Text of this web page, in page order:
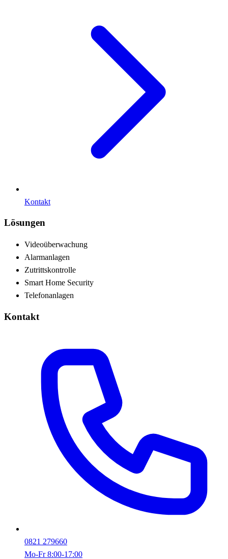
Kontakt
Lösungen
Videoüberwachung
Alarmanlagen
Zutrittskontrolle
Smart Home Security
Telefonanlagen
Kontakt
0821 279660
Mo-Fr 8:00-17:00